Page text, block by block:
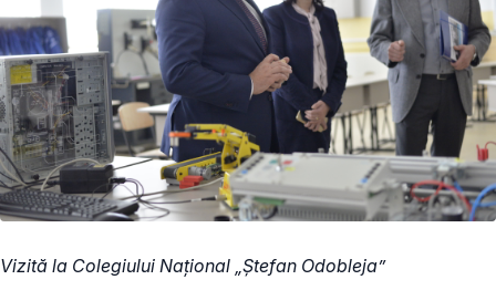
Vizită la Colegiului Național „Ștefan Odobleja”